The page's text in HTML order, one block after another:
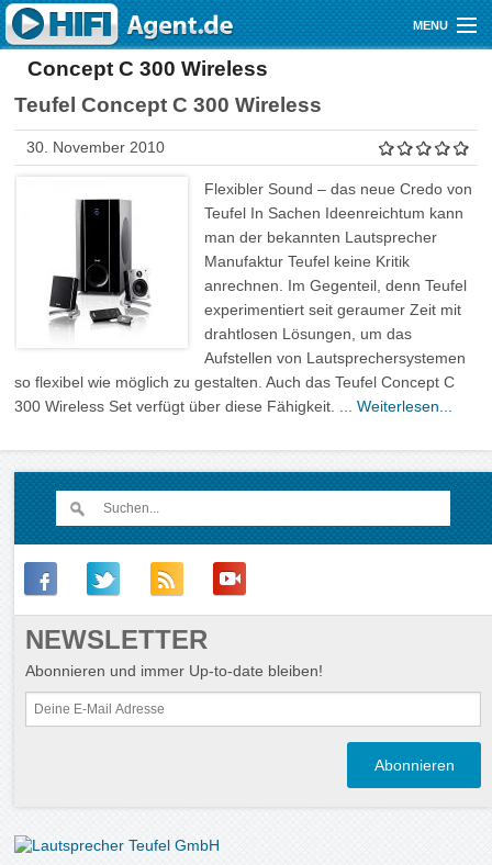
Direkt zum Inhalt
MENU
Gutscheine
Video
Concept C 300 Wireless
Teufel Concept C 300 Wireless
30. November 2010
Flexibler Sound – das neue Credo von
Teufel In Sachen Ideenreichtum kann
man der bekannten Lautsprecher
Manufaktur Teufel keine Kritik
anrechnen. Im Gegenteil, denn Teufel
experimentiert seit geraumer Zeit mit
drahtlosen Lösungen, um das
Aufstellen von Lautsprechersystemen
so flexibel wie möglich zu gestalten. Auch das Teufel Concept C
300 Wireless Set verfügt über diese Fähigkeit. ...Weiterlesen...
NEWSLETTER
Abonnieren und immer Up-to-date bleiben!